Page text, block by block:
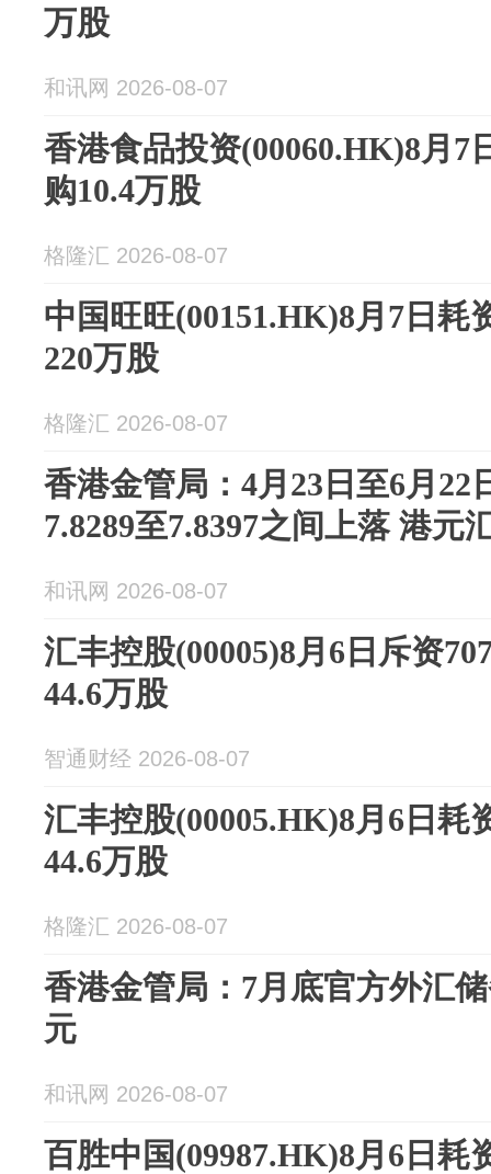
万股
和讯网 2026-08-07
香港食品投资(00060.HK)8月7
购10.4万股
格隆汇 2026-08-07
中国旺旺(00151.HK)8月7日耗
220万股
格隆汇 2026-08-07
香港金管局：4月23日至6月22
7.8289至7.8397之间上落 港元
和讯网 2026-08-07
汇丰控股(00005)8月6日斥资
44.6万股
智通财经 2026-08-07
汇丰控股(00005.HK)8月6日耗
44.6万股
格隆汇 2026-08-07
香港金管局：7月底官方外汇
元
和讯网 2026-08-07
百胜中国(09987.HK)8月6日耗